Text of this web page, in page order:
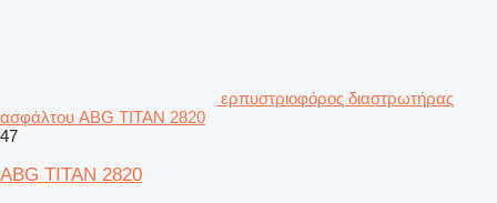
ερπυστριοφόρος διαστρωτήρας
ασφάλτου ABG TITAN 2820
47
ABG TITAN 2820